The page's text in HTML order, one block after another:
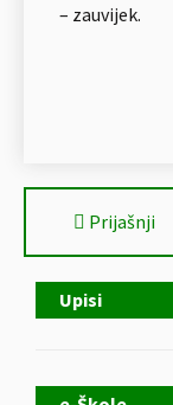
Upisi
– zauvijek.
Prijašnji